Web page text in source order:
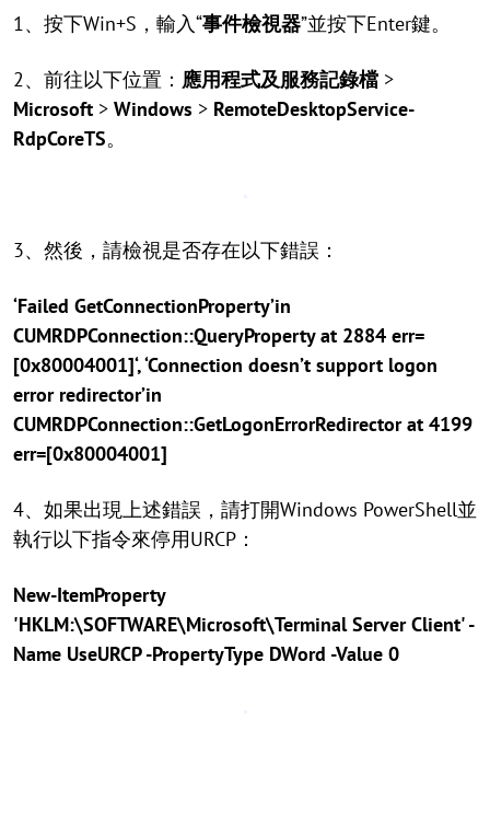
1、按下Win+S，輸入“事件檢視器”並按下Enter鍵。
2、前往以下位置： 應用程式及服務記錄檔 >
Microsoft > Windows > RemoteDesktopService-
RdpCoreTS。
3、然後，請檢視是否存在以下錯誤：
‘Failed GetConnectionProperty’in
CUMRDPConnection::QueryProperty at 2884 err=
[0x80004001]‘, ‘Connection doesn’t support logon
error redirector’in
CUMRDPConnection::GetLogonErrorRedirector at 4199
err=[0x80004001]
4、如果出現上述錯誤，請打開Windows PowerShell並
執行以下指令來停用URCP：
New-ItemProperty
'HKLM:\SOFTWARE\Microsoft\Terminal Server Client' -
Name UseURCP -PropertyType DWord -Value 0